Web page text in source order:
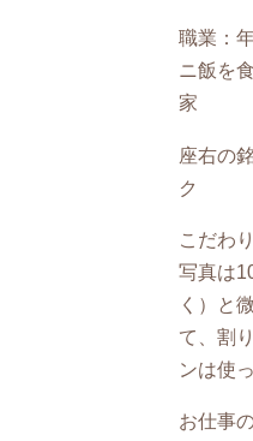
職業：
ニ飯を
家
座右の
ク
こだわ
写真は
く）と
て、割
ンは使
お仕事